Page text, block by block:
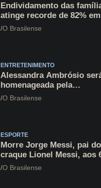
Endividamento das
atinge recorde de 82%
cartão de crédito segue
O Brasilense
ENTRETENIMENTO
Alessandra Ambrósio
homenageada pela
BrazilFoundation no New
O Brasilense
ESPORTE
Morre Jorge Messi, pai do
craque Lionel Messi, aos
na Argentina
O Brasilense